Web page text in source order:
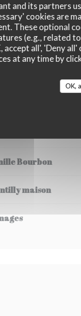
and its partners
cookies are
These optional
(e.g., related
accept all', 'Deny
at any time by
OK,
pleurotes et
, ratatouille
et crème
Bourbon
maison